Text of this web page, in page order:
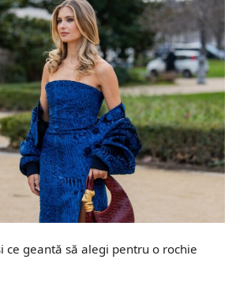
ce geantă să alegi pentru o rochie